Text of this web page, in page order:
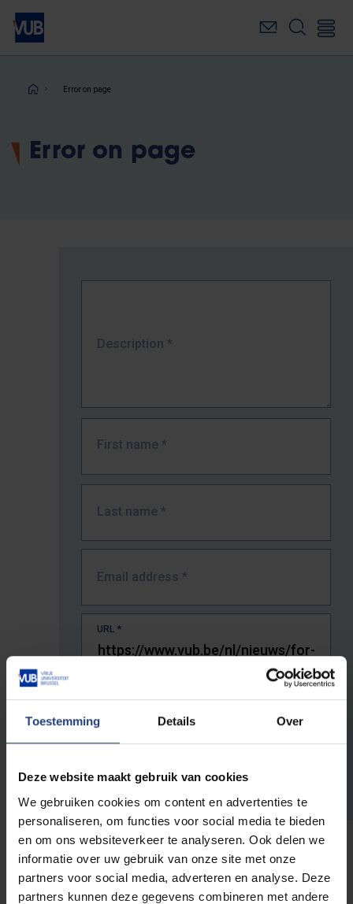
Toestemming Details Over
Deze website maakt gebruik van cookies
We gebruiken cookies om content en advertenties te
personaliseren, om functies voor social media te bieden
en om ons websiteverkeer te analyseren. Ook delen we
informatie over uw gebruik van onze site met onze
partners voor social media, adverteren en analyse. Deze
partners kunnen deze gegevens combineren met andere
Skip
main
Breadcrumb
Error on page
Error on page
Description *
First name *
Last name *
Email address *
URL *
The full URL of the page where you encountered the error.